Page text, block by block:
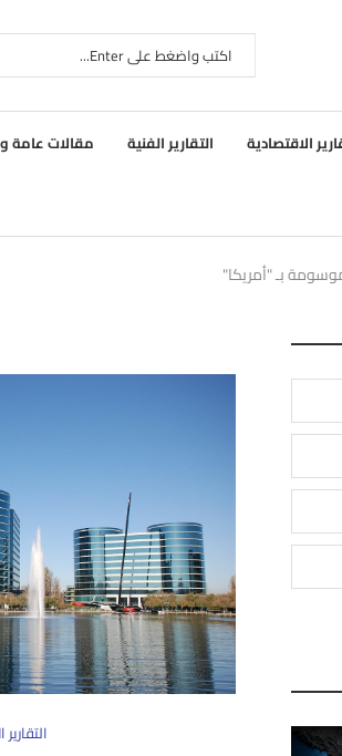
الاقتصادية التقارير الفنية مقالات عامة
بـ "أمريكا"